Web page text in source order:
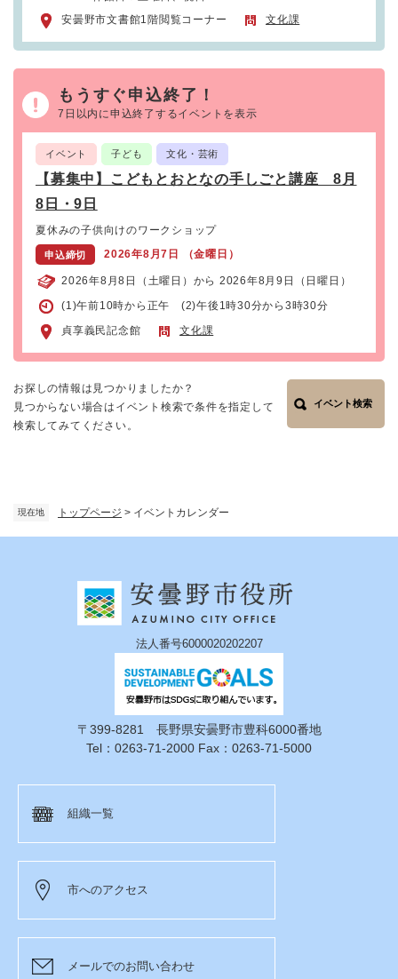
現在地 トップページ > イベントカレンダー
安曇野市文書館1階閲覧コーナー
文化課
もうすぐ申込終了！
7日以内に申込終了するイベントを表示
イベント 子ども 文化・芸術
【募集中】こどもとおとなの手しごと講座 8月
8日・9日
夏休みの子供向けのワークショップ
申込締切 2026年8月7日 （金曜日）
2026年8月8日（土曜日）から 2026年8月9日（日曜日）
(1)午前10時から正午 (2)午後1時30分から3時30分
貞享義民記念館
文化課
お探しの情報は見つかりましたか？
見つからない場合はイベント検索で条件を指定して
検索してみてください。
イベント検索
法人番号6000020202207
〒399-8281 長野県安曇野市豊科6000番地
Tel：0263-71-2000 Fax：0263-71-5000
組織一覧
市へのアクセス
メールでのお問い合わせ